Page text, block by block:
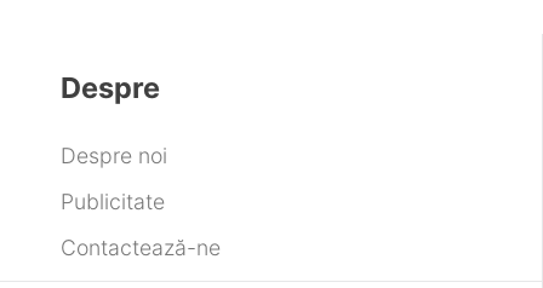
Despre
Despre noi
Publicitate
Contactează-ne